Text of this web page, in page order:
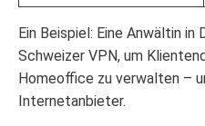
Ein Beispiel: Eine Anwältin
Schweizer VPN, um
Homeoffice zu verwalten –
Internetanbieter.